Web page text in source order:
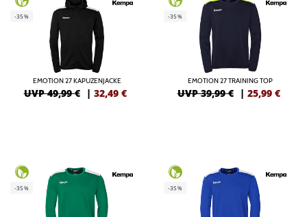
-35%
EMOTION 27 KAPUZENJACKE
UVP 49,99 € | 32,49 €
-35%
EMOTION 27 TRAINING TOP
UVP 39,99 € | 25,99 €
-35% -35%